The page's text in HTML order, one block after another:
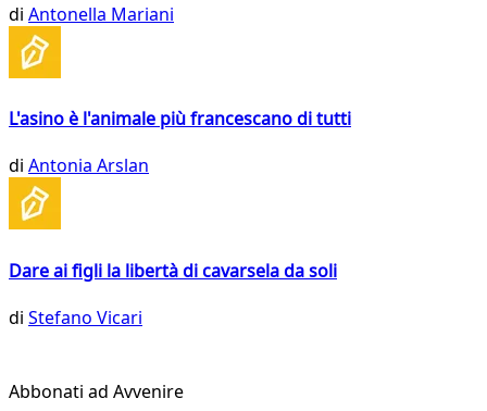
di Antonella Mariani
L'asino è l'animale più francescano di tutti
di Antonia Arslan
Dare ai figli la libertà di cavarsela da soli
di Stefano Vicari
Abbonati ad Avvenire